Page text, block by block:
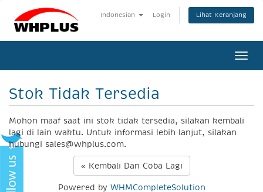
Indonesian Login Lihat Keranjang
Stok Tidak Tersedia
Mohon maaf saat ini stok tidak tersedia, silakan kembali
lagi di lain waktu. Untuk informasi lebih lanjut, silakan
hubungi sales@whplus.com.
« Kembali Dan Coba Lagi
Powered by WHMCompleteSolution